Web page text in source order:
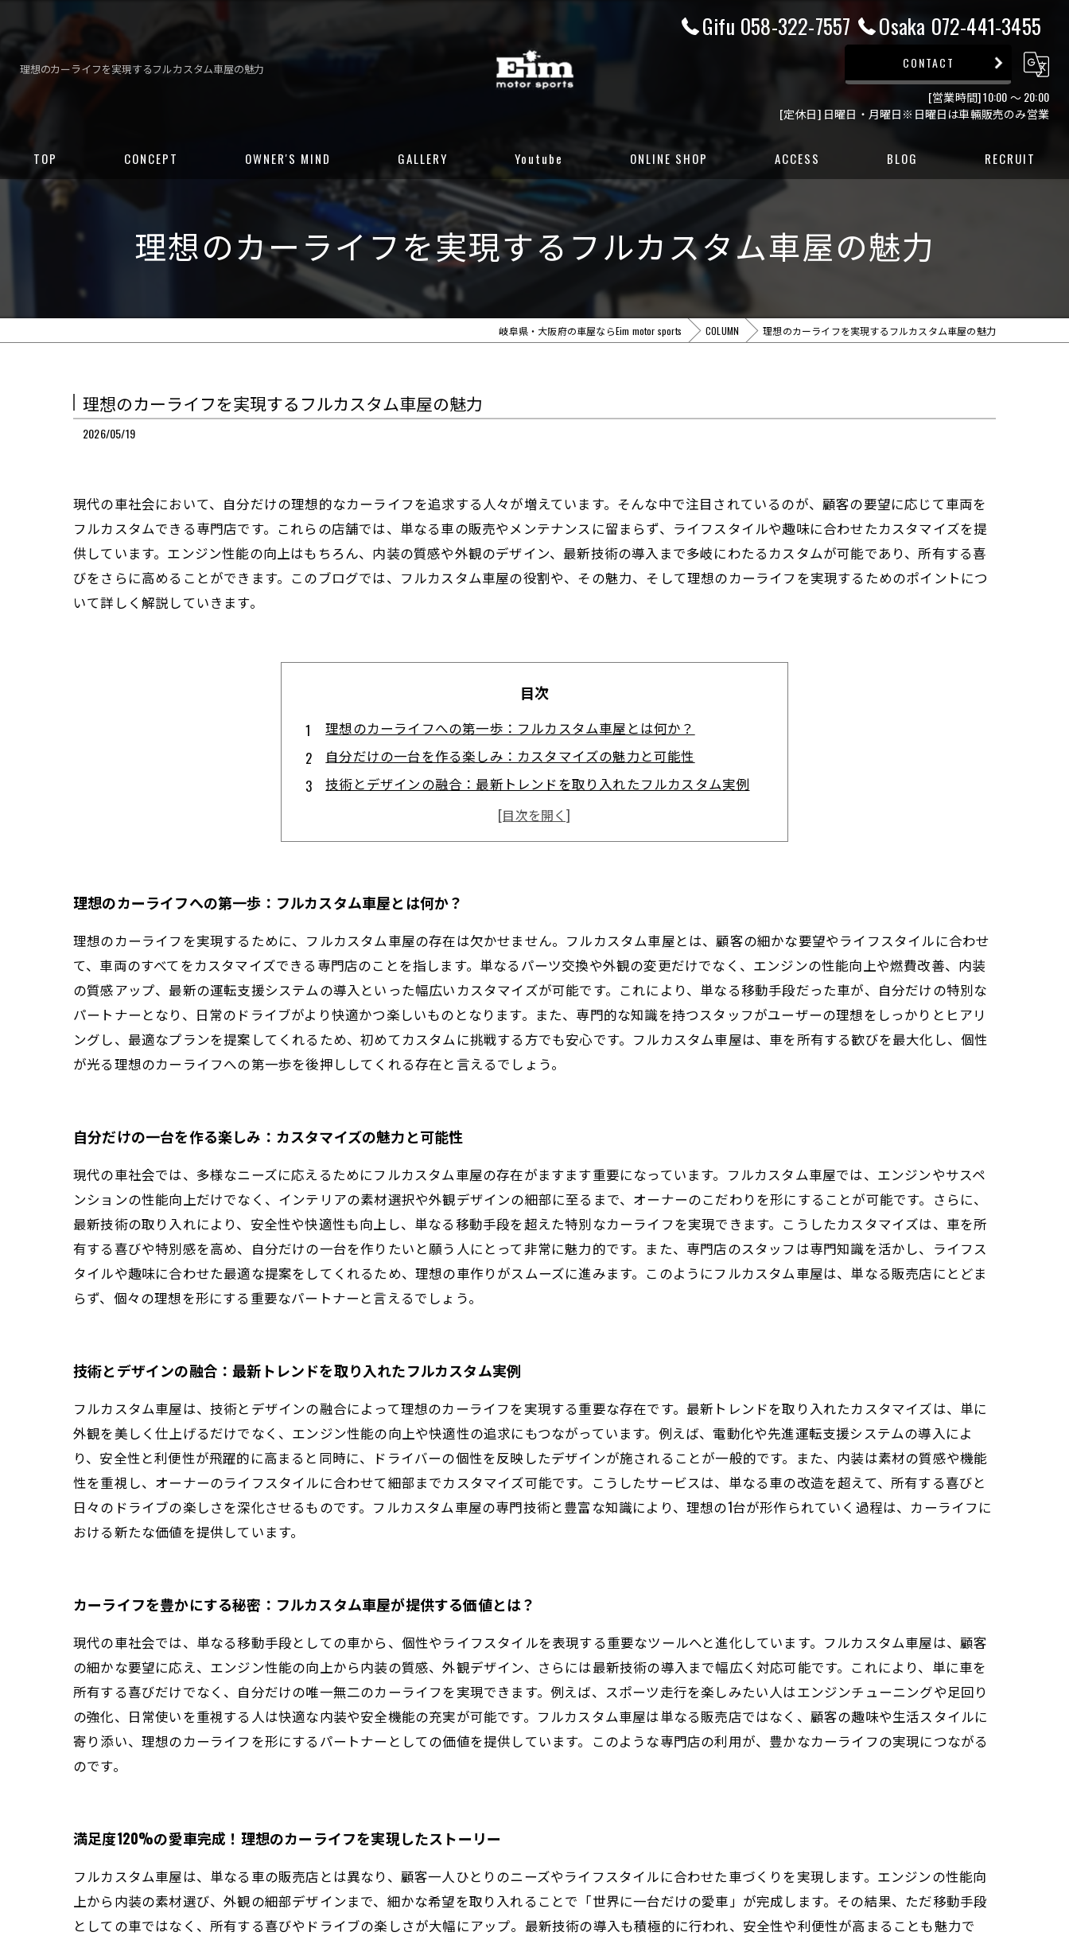
理想のカーライフを実現するフルカスタム車屋の魅力
Gifu 058-322-7557 Osaka 072-441-3455
CONTACT
[営業時間] 10:00 ～ 20:00
[定休日] 日曜日・月曜日※日曜日は車輛販売のみ営業
TOP CONCEPT OWNER'S MIND GALLERY
CUSTOM GALLERY
STOCK CARS
DELIVERED CARS
Youtube ONLINE SHOP
岐阜店グーネット
大阪店カーセンサー
大阪店グーネット
ACCESS BLOG RECRUIT
理想のカーライフを実現するフルカスタム車屋の魅力
岐阜県・大阪府の車屋ならEim motor sports COLUMN 理想のカーライフを実現するフルカスタム車屋の魅力
理想のカーライフを実現するフルカスタム車屋の魅力
2026/05/19
現代の車社会において、自分だけの理想的なカーライフを追求する人々が増えています。そんな中で注目されているのが、顧客の要望に応じて車両を
フルカスタムできる専門店です。これらの店舗では、単なる車の販売やメンテナンスに留まらず、ライフスタイルや趣味に合わせたカスタマイズを提
供しています。エンジン性能の向上はもちろん、内装の質感や外観のデザイン、最新技術の導入まで多岐にわたるカスタムが可能であり、所有する喜
びをさらに高めることができます。このブログでは、フルカスタム車屋の役割や、その魅力、そして理想のカーライフを実現するためのポイントにつ
いて詳しく解説していきます。
目次
理想のカーライフへの第一歩：フルカスタム車屋とは何か？
自分だけの一台を作る楽しみ：カスタマイズの魅力と可能性
技術とデザインの融合：最新トレンドを取り入れたフルカスタム実例
カーライフを豊かにする秘密：フルカスタム車屋が提供する価値とは？
満足度120%の愛車完成！理想のカーライフを実現したストーリー
未来のカーライフを見据えて：フルカスタム車屋の可能性と展望
理想のカーライフへの第一歩：フルカスタム車屋とは何か？
理想のカーライフを実現するために、フルカスタム車屋の存在は欠かせません。フルカスタム車屋とは、顧客の細かな要望やライフスタイルに合わせ
て、車両のすべてをカスタマイズできる専門店のことを指します。単なるパーツ交換や外観の変更だけでなく、エンジンの性能向上や燃費改善、内装
の質感アップ、最新の運転支援システムの導入といった幅広いカスタマイズが可能です。これにより、単なる移動手段だった車が、自分だけの特別な
パートナーとなり、日常のドライブがより快適かつ楽しいものとなります。また、専門的な知識を持つスタッフがユーザーの理想をしっかりとヒアリ
ングし、最適なプランを提案してくれるため、初めてカスタムに挑戦する方でも安心です。フルカスタム車屋は、車を所有する歓びを最大化し、個性
が光る理想のカーライフへの第一歩を後押ししてくれる存在と言えるでしょう。
自分だけの一台を作る楽しみ：カスタマイズの魅力と可能性
現代の車社会では、多様なニーズに応えるためにフルカスタム車屋の存在がますます重要になっています。フルカスタム車屋では、エンジンやサスペ
ンションの性能向上だけでなく、インテリアの素材選択や外観デザインの細部に至るまで、オーナーのこだわりを形にすることが可能です。さらに、
最新技術の取り入れにより、安全性や快適性も向上し、単なる移動手段を超えた特別なカーライフを実現できます。こうしたカスタマイズは、車を所
有する喜びや特別感を高め、自分だけの一台を作りたいと願う人にとって非常に魅力的です。また、専門店のスタッフは専門知識を活かし、ライフス
タイルや趣味に合わせた最適な提案をしてくれるため、理想の車作りがスムーズに進みます。このようにフルカスタム車屋は、単なる販売店にとどま
らず、個々の理想を形にする重要なパートナーと言えるでしょう。
技術とデザインの融合：最新トレンドを取り入れたフルカスタム実例
フルカスタム車屋は、技術とデザインの融合によって理想のカーライフを実現する重要な存在です。最新トレンドを取り入れたカスタマイズは、単に
外観を美しく仕上げるだけでなく、エンジン性能の向上や快適性の追求にもつながっています。例えば、電動化や先進運転支援システムの導入によ
り、安全性と利便性が飛躍的に高まると同時に、ドライバーの個性を反映したデザインが施されることが一般的です。また、内装は素材の質感や機能
性を重視し、オーナーのライフスタイルに合わせて細部までカスタマイズ可能です。こうしたサービスは、単なる車の改造を超えて、所有する喜びと
日々のドライブの楽しさを深化させるものです。フルカスタム車屋の専門技術と豊富な知識により、理想の1台が形作られていく過程は、カーライフに
おける新たな価値を提供しています。
カーライフを豊かにする秘密：フルカスタム車屋が提供する価値とは？
現代の車社会では、単なる移動手段としての車から、個性やライフスタイルを表現する重要なツールへと進化しています。フルカスタム車屋は、顧客
の細かな要望に応え、エンジン性能の向上から内装の質感、外観デザイン、さらには最新技術の導入まで幅広く対応可能です。これにより、単に車を
所有する喜びだけでなく、自分だけの唯一無二のカーライフを実現できます。例えば、スポーツ走行を楽しみたい人はエンジンチューニングや足回り
の強化、日常使いを重視する人は快適な内装や安全機能の充実が可能です。フルカスタム車屋は単なる販売店ではなく、顧客の趣味や生活スタイルに
寄り添い、理想のカーライフを形にするパートナーとしての価値を提供しています。このような専門店の利用が、豊かなカーライフの実現につながる
のです。
満足度120%の愛車完成！理想のカーライフを実現したストーリー
フルカスタム車屋は、単なる車の販売店とは異なり、顧客一人ひとりのニーズやライフスタイルに合わせた車づくりを実現します。エンジンの性能向
上から内装の素材選び、外観の細部デザインまで、細かな希望を取り入れることで「世界に一台だけの愛車」が完成します。その結果、ただ移動手段
としての車ではなく、所有する喜びやドライブの楽しさが大幅にアップ。最新技術の導入も積極的に行われ、安全性や利便性が高まることも魅力で